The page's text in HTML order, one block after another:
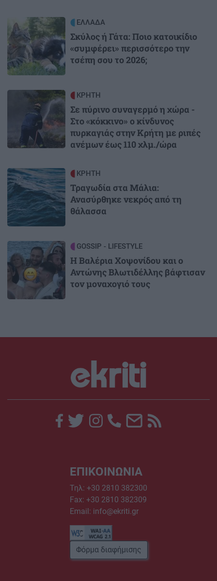
Image ΕΛΛΑΔΑ
Σκύλος ή Γάτα: Ποιο κατοικίδιο
«συμφέρει» περισσότερο την
τσέπη σου το 2026;
ΚΡΗΤΗ
Σε πύρινο συναγερμό η χώρα -
Στο «κόκκινο» ο κίνδυνος
πυρκαγιάς στην Κρήτη με ριπές
ανέμων έως 110 χλμ./ώρα
Image ΚΡΗΤΗ
Τραγωδία στα Μάλια:
Ανασύρθηκε νεκρός από τη
θάλασσα
Image GOSSIP - LIFESTYLE
Η Βαλέρια Χοψονίδου και ο
Αντώνης Βλωτιδέλλης βάφτισαν
τον μοναχογιό τους
ΕΠΙΚΟΙΝΩΝΙΑ
Τηλ: +30 2810 382300
Fax: +30 2810 382309
Email: info@ekriti.gr
Φόρμα διαφήμισης